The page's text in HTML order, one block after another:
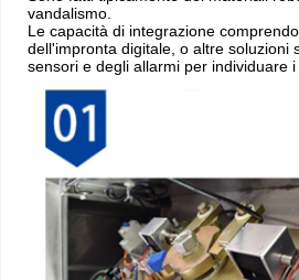
vandalismo.
Le capacità di integrazione
dell'impronta digitale, o altre soluzioni
sensori e degli allarmi per individuare